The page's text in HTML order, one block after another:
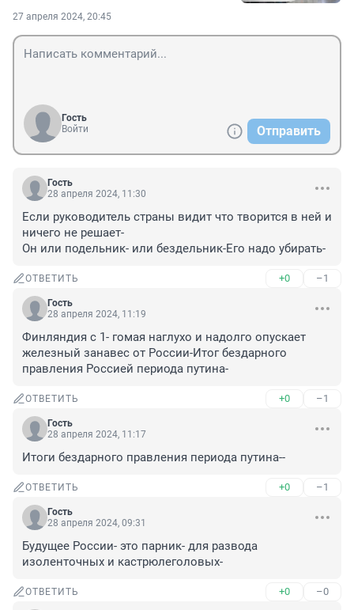
27 апреля 2024, 20:45
Гость
Войти
Отправить
Гость
28 апреля 2024, 11:30
Если руководитель страны видит что творится в ней и
ничего не решает-
Он или подельник- или бездельник-Его надо убирать-
ОТВЕТИТЬ +0 –1
Гость
28 апреля 2024, 11:19
Финляндия с 1- гомая наглухо и надолго опускает
железный занавес от России-Итог бездарного
правления Россией периода путина-
ОТВЕТИТЬ +0 –1
Гость
28 апреля 2024, 11:17
Итоги бездарного правления периода путина--
ОТВЕТИТЬ +0 –1
Гость
28 апреля 2024, 09:31
Будущее России- это парник- для развода
изоленточных и кастрюлеголовых-
ОТВЕТИТЬ +0 –0